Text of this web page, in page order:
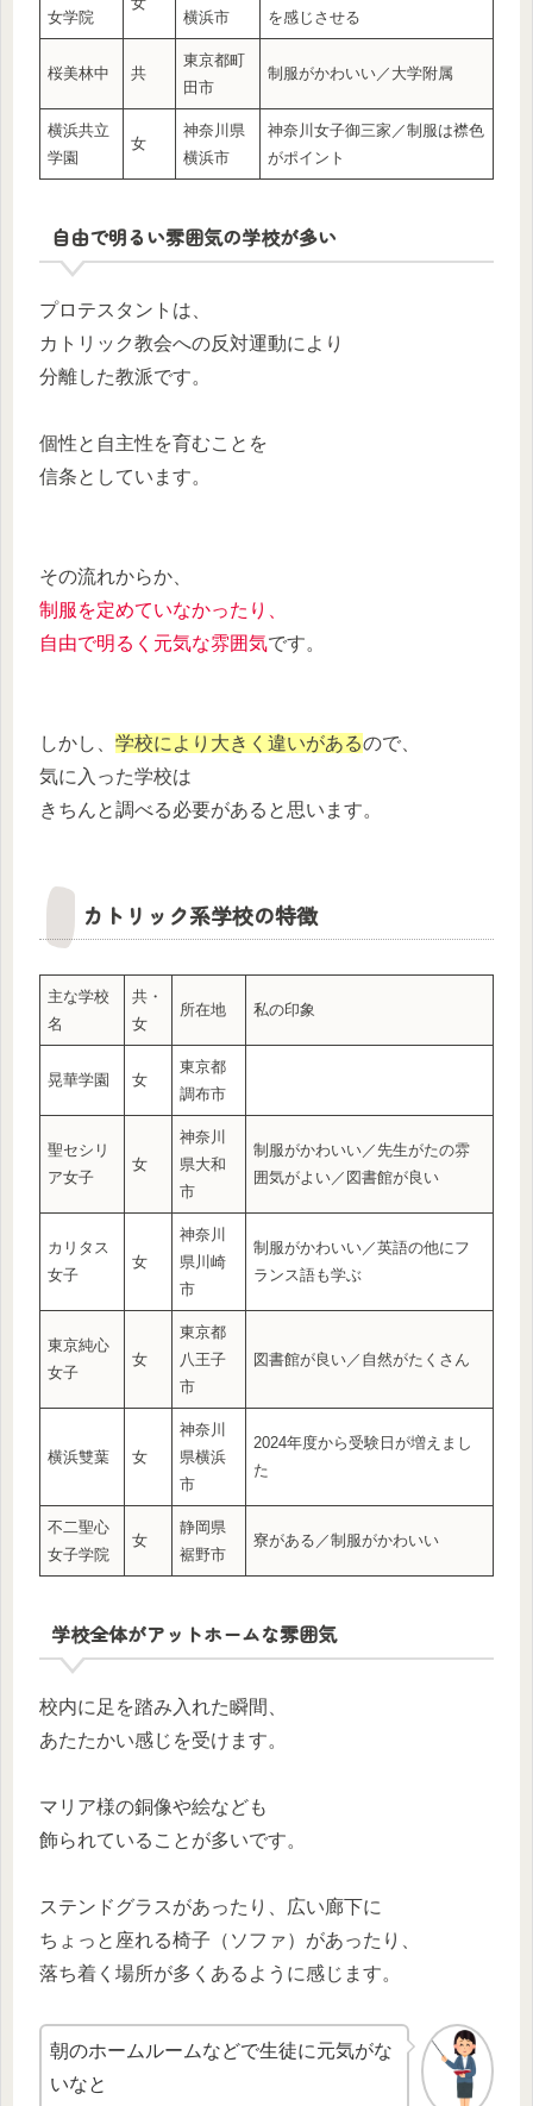
女学院
横浜市
を感じさせる
桜美林中 共
東京都町
田市
制服がかわいい／大学附属
横浜共立
学園
女
神奈川県
横浜市
神奈川女子御三家／制服は襟色
がポイント
自由で明るい雰囲気の学校が多い
プロテスタントは、
カトリック教会への反対運動により
分離した教派です。
個性と自主性を育むことを
信条としています。
その流れからか、
制服を定めていなかったり、
自由で明るく元気な雰囲気です。
しかし、 学校により大きく違いがあるので、
気に入った学校は
きちんと調べる必要があると思います。
カトリック系学校の特徴
主な学校
名
共・
女
所在地 私の印象
晃華学園 女
東京都
調布市
聖セシリ
ア女子
女
神奈川
県大和
市
制服がかわいい／先生がたの雰
囲気がよい／図書館が良い
カリタス
女子
女
神奈川
県川崎
市
制服がかわいい／英語の他にフ
ランス語も学ぶ
東京純心
女子
女
東京都
八王子
市
図書館が良い／自然がたくさん
横浜雙葉 女
神奈川
県横浜
市
2024年度から受験日が増えまし
た
不二聖心
女子学院
女
静岡県
裾野市
寮がある／制服がかわいい
学校全体がアットホームな雰囲気
校内に足を踏み入れた瞬間、
あたたかい感じを受けます。
マリア様の銅像や絵なども
飾られていることが多いです。
ステンドグラスがあったり、広い廊下に
ちょっと座れる椅子（ソファ）があったり、
落ち着く場所が多くあるように感じます。
朝のホームルームなどで生徒に元気がな
いなと